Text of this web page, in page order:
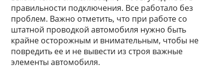
правильности подключения. Все работало без
проблем. Важно отметить, что при работе со
штатной проводкой автомобиля нужно быть
крайне осторожным и внимательным, чтобы не
повредить ее и не вывести из строя важные
элементы автомобиля.